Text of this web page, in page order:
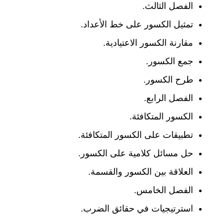
الفصل الثالث.
تمثيل الكسور على خط الأعداد.
مقارنة الكسور الاعتيادية.
جمع الكسور.
طرح الكسور.
الفصل الرابع.
الكسور المتكافئة.
تطبيقات على الكسور المتكافئة.
حل مسائل كلامية على الكسور.
العلاقة بين الكسور والقسمة.
الفصل الخامس.
استرتيجيات في حقائق الضرب.